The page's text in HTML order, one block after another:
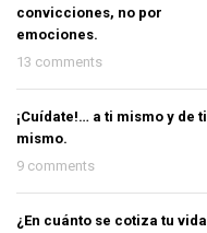
convicciones, no por
emociones.
13 comments
¡Cuídate!… a ti mismo y de ti
mismo.
9 comments
¿En cuánto se cotiza tu vida